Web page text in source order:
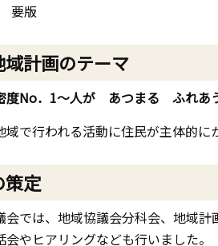
要版
計画のテーマ
度No．1～人が あつまる ふれ
域で行われる活動に住民が主体的
策定
では、 地域協議会分科会、地域
やヒアリングなども行いました。